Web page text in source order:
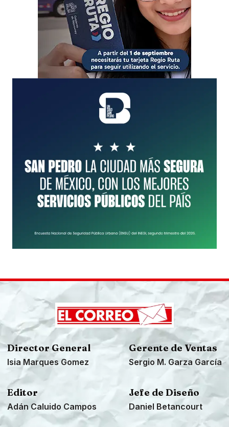
Director General
Isia Marques Gomez
Gerente de Ventas
Sergio M. Garza García
Editor
Adán Caluido Campos
Jefe de Diseño
Daniel Betancourt